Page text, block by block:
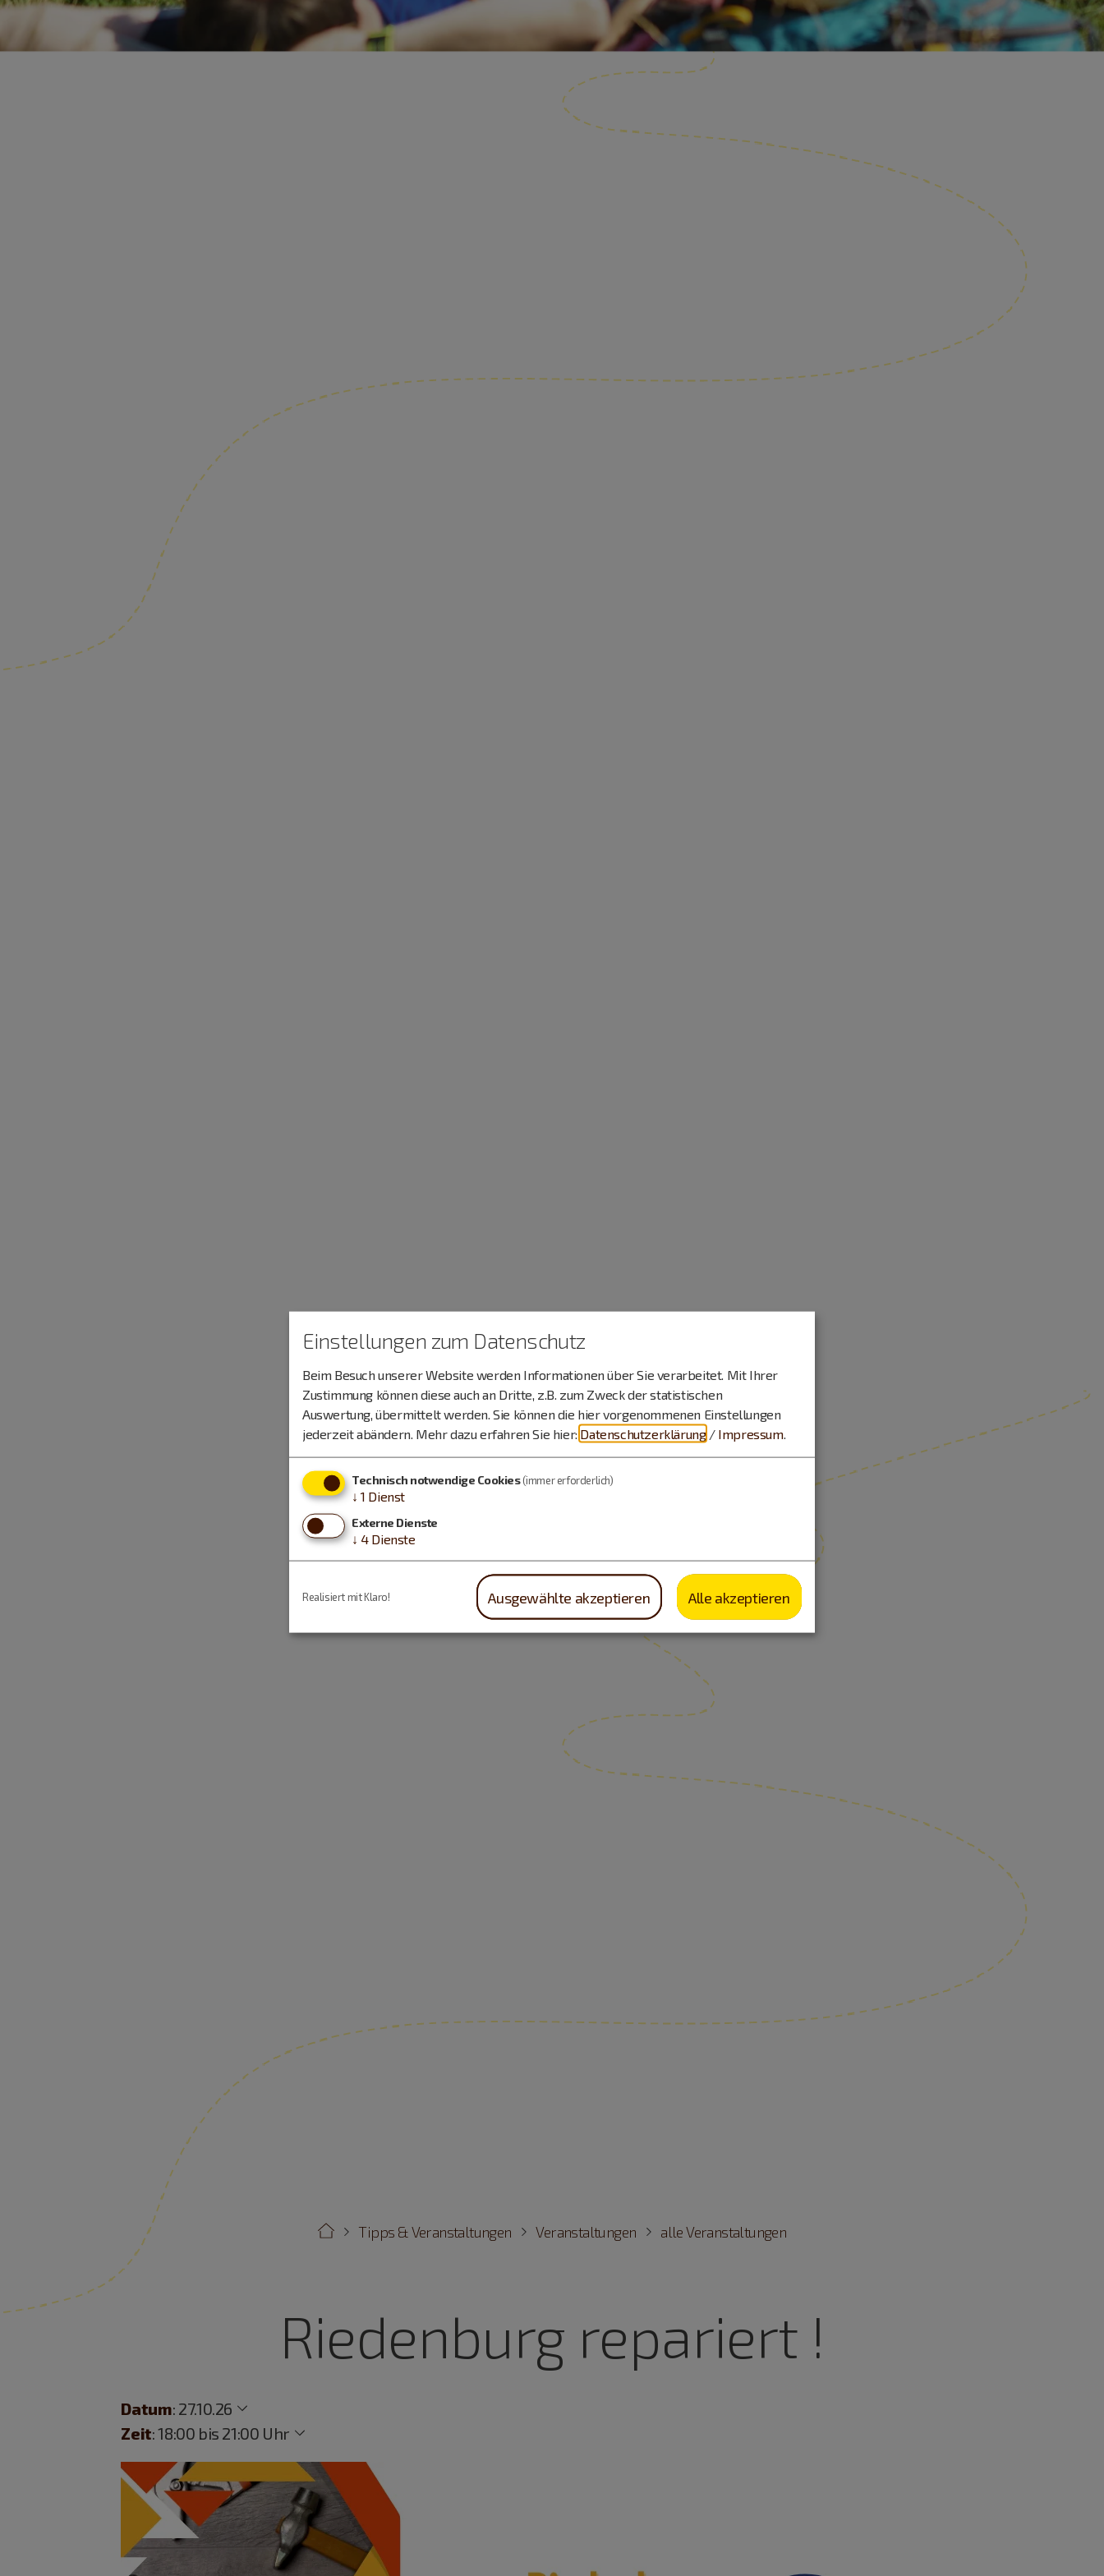
alle Veranstaltungen
Veranstaltungen
Tipps & Veranstaltungen
Riedenburg repariert !
Datum: 27.10.26
Zeit:18:00 bis 21:00 Uhr
Einstellungen zum Datenschutz
Beim Besuch unserer Website werden Informationen über Sie verarbeitet. Mit Ihrer
Zustimmung können diese auch an Dritte, z.B. zum Zweck der statistischen
Auswertung, übermittelt werden. Sie können die hier vorgenommenen Einstellungen
jederzeit abändern. Mehr dazu erfahren Sie hier: Datenschutzerklärung / Impressum.
Technisch notwendige Cookies(immer erforderlich)
↓ 1 Dienst
Externe Dienste
↓ 4 Dienste
Ausgewählte akzeptieren Alle akzeptieren
Realisiert mit Klaro!